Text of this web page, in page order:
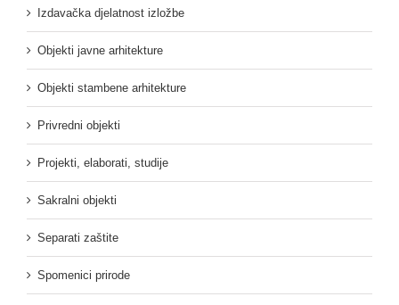
Izdavačka djelatnost izložbe
Objekti javne arhitekture
Objekti stambene arhitekture
Privredni objekti
Projekti, elaborati, studije
Sakralni objekti
Separati zaštite
Spomenici prirode